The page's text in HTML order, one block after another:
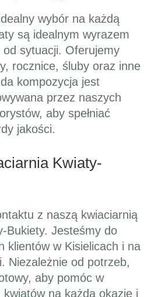
wybór na każdą
są idealnym wyrazem
sytuacji. Oferujemy
rocznice, śluby oraz inne
kompozycja jest
przez naszych
aby spełniać
jakości.
Kwiaty-
z naszą kwiaciarnią
Bukiety. Jesteśmy do
klientów w Kisielicach i na
Niezależnie od potrzeb,
aby pomóc w
na każdą okazję i